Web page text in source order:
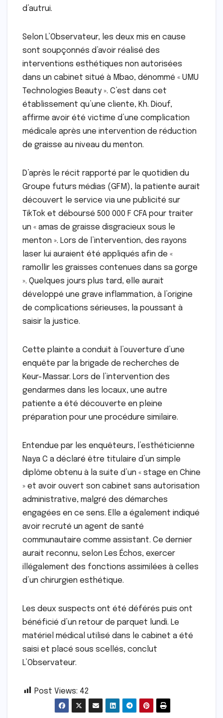
d’autrui.
Selon L’Observateur, les deux mis en cause
sont soupçonnés d’avoir réalisé des
interventions esthétiques non autorisées
dans un cabinet situé à Mbao, dénommé « UMU
Technologies Beauty ». C’est dans cet
établissement qu’une cliente, Kh. Diouf,
affirme avoir été victime d’une complication
médicale après une intervention de réduction
de graisse au niveau du menton.
D’après le récit rapporté par le quotidien du
Groupe futurs médias (GFM), la patiente aurait
découvert le service via une publicité sur
TikTok et déboursé 500 000 F CFA pour traiter
un « amas de graisse disgracieux sous le
menton ». Lors de l’intervention, des rayons
laser lui auraient été appliqués afin de «
ramollir les graisses contenues dans sa gorge
». Quelques jours plus tard, elle aurait
développé une grave inflammation, à l’origine
de complications sérieuses, la poussant à
saisir la justice.
Cette plainte a conduit à l’ouverture d’une
enquête par la brigade de recherches de
Keur-Massar. Lors de l’intervention des
gendarmes dans les locaux, une autre
patiente a été découverte en pleine
préparation pour une procédure similaire.
Entendue par les enquêteurs, l’esthéticienne
Naya C a déclaré être titulaire d’un simple
diplôme obtenu à la suite d’un « stage en Chine
» et avoir ouvert son cabinet sans autorisation
administrative, malgré des démarches
engagées en ce sens. Elle a également indiqué
avoir recruté un agent de santé
communautaire comme assistant. Ce dernier
aurait reconnu, selon Les Échos, exercer
illégalement des fonctions assimilées à celles
d’un chirurgien esthétique.
Les deux suspects ont été déférés puis ont
bénéficié d’un retour de parquet lundi. Le
matériel médical utilisé dans le cabinet a été
saisi et placé sous scellés, conclut
L’Observateur.
Post Views: 42